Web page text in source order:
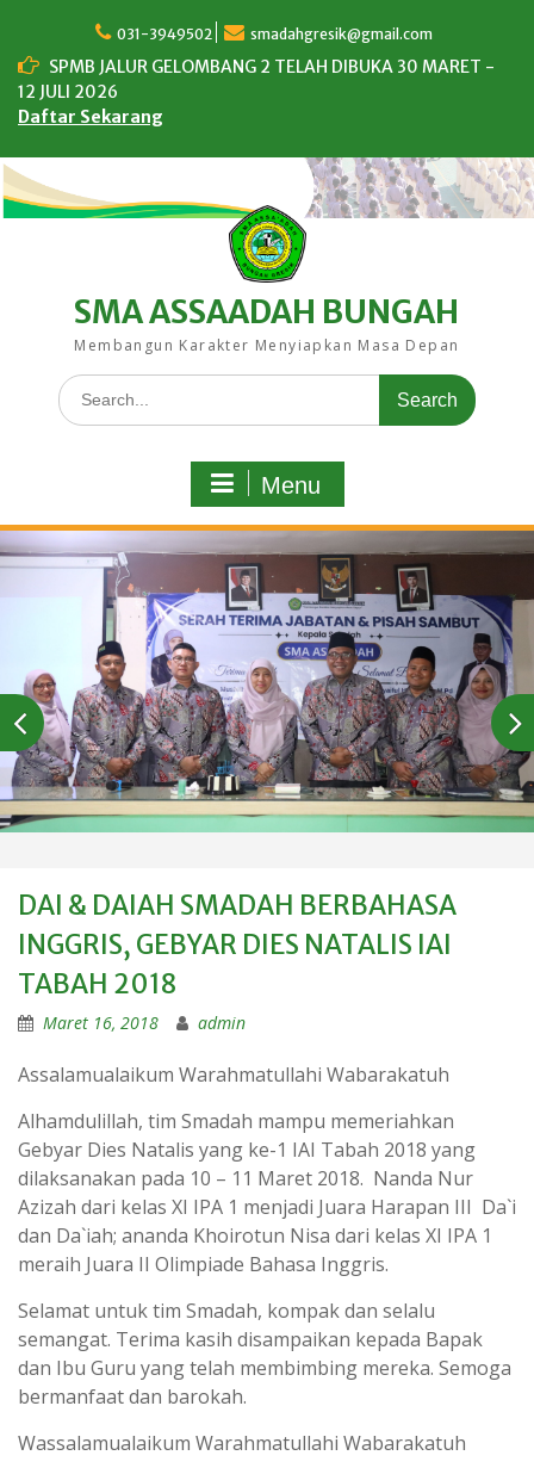
content
031-3949502 smadahgresik@gmail.com
SPMB JALUR GELOMBANG 2 TELAH DIBUKA 30 MARET -
12 JULI 2026
Daftar Sekarang
SMA ASSAADAH BUNGAH
Membangun Karakter Menyiapkan Masa Depan
Search
for:
Menu
DAI & DAIAH SMADAH BERBAHASA
INGGRIS, GEBYAR DIES NATALIS IAI
TABAH 2018
Maret 16, 2018 admin
Assalamualaikum Warahmatullahi Wabarakatuh
Alhamdulillah, tim Smadah mampu memeriahkan
Gebyar Dies Natalis yang ke-1 IAI Tabah 2018 yang
dilaksanakan pada 10 – 11 Maret 2018. Nanda Nur
Azizah dari kelas XI IPA 1 menjadi Juara Harapan III Da`i
dan Da`iah; ananda Khoirotun Nisa dari kelas XI IPA 1
meraih Juara II Olimpiade Bahasa Inggris.
Selamat untuk tim Smadah, kompak dan selalu
semangat. Terima kasih disampaikan kepada Bapak
dan Ibu Guru yang telah membimbing mereka. Semoga
bermanfaat dan barokah.
Wassalamualaikum Warahmatullahi Wabarakatuh